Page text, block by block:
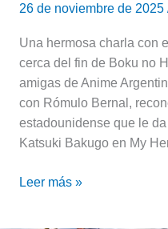
26 de noviembre de 2025
Una hermosa charla con
cerca del fin de Boku no
amigas de Anime
con Rómulo Bernal,
estadounidense que le
Katsuki Bakugo en My
Leer más »